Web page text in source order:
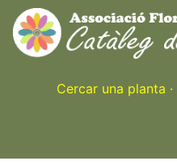
Cercar una planta ·